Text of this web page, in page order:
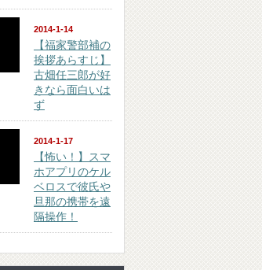
2014-1-14
【福家警部補の
挨拶あらすじ】
古畑任三郎が好
きなら面白いは
ず
2014-1-17
【怖い！】スマ
ホアプリのケル
ベロスで彼氏や
旦那の携帯を遠
隔操作！